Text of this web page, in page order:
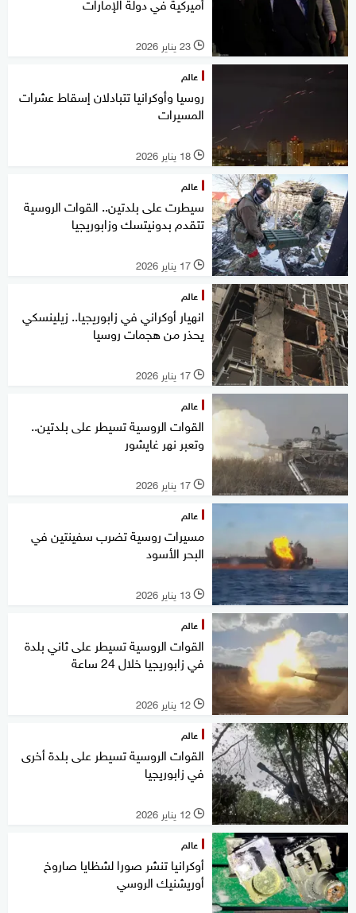
l 23 يناير 2026
عالم
روسيا وأوكرانيا تتبادلان إسقاط عشرات
المسيرات
l 18 يناير 2026
عالم
سيطرت على بلدتين.. القوات الروسية
تتقدم بدونيتسك وزابوريجيا
l 17 يناير 2026
عالم
انهيار أوكراني في زابوريجيا.. زيلينسكي
يحذر من هجمات روسيا
l 17 يناير 2026
عالم
القوات الروسية تسيطر على بلدتين..
وتعبر نهر غايشور
l 17 يناير 2026
عالم
مسيرات روسية تضرب سفينتين في
البحر الأسود
l 13 يناير 2026
عالم
القوات الروسية تسيطر على ثاني بلدة
في زابوريجيا خلال 24 ساعة
l 12 يناير 2026
عالم
القوات الروسية تسيطر على بلدة أخرى
في زابوريجيا
l 12 يناير 2026
عالم
أوكرانيا تنشر صورا لشظايا صاروخ
أوريشنيك الروسي